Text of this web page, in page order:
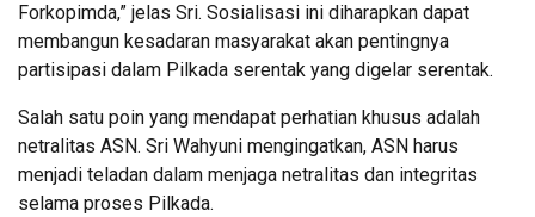
Forkopimda,” jelas Sri. Sosialisasi ini diharapkan dapat
membangun kesadaran masyarakat akan pentingnya
partisipasi dalam Pilkada serentak yang digelar serentak.
Salah satu poin yang mendapat perhatian khusus adalah
netralitas ASN. Sri Wahyuni mengingatkan, ASN harus
menjadi teladan dalam menjaga netralitas dan integritas
selama proses Pilkada.